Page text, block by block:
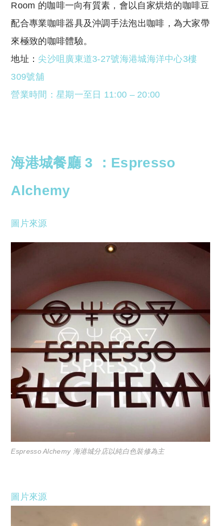
Room 的咖啡一向有質素，會以自家烘焙的咖啡豆
配合專業咖啡器具及沖調手法泡出咖啡，為大家帶
來極致的咖啡體驗。
地址： 尖沙咀廣東道3-27號海港城海洋中心3樓
309號舖
營業時間： 星期一至日 11:00 – 20:00
海港城餐廳 3 ： Espresso
Alchemy
圖片來源
Espresso Alchemy 海港城分店以純白色裝修為主
圖片來源